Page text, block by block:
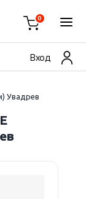
0
Вход
Увадрев